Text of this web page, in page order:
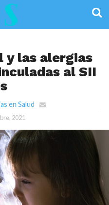
y las alergias
al SII
en Salud
2021